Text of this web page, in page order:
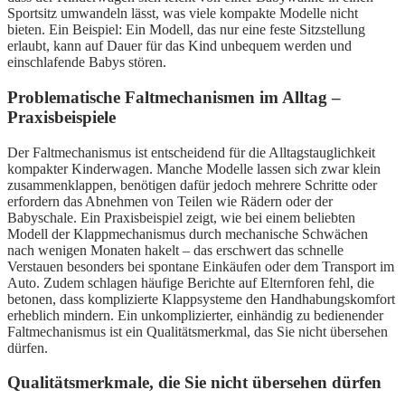
Sportsitz umwandeln lässt, was viele kompakte Modelle nicht
bieten. Ein Beispiel: Ein Modell, das nur eine feste Sitzstellung
erlaubt, kann auf Dauer für das Kind unbequem werden und
einschlafende Babys stören.
Problematische Faltmechanismen im Alltag –
Praxisbeispiele
Der Faltmechanismus ist entscheidend für die Alltagstauglichkeit
kompakter Kinderwagen. Manche Modelle lassen sich zwar klein
zusammenklappen, benötigen dafür jedoch mehrere Schritte oder
erfordern das Abnehmen von Teilen wie Rädern oder der
Babyschale. Ein Praxisbeispiel zeigt, wie bei einem beliebten
Modell der Klappmechanismus durch mechanische Schwächen
nach wenigen Monaten hakelt – das erschwert das schnelle
Verstauen besonders bei spontane Einkäufen oder dem Transport im
Auto. Zudem schlagen häufige Berichte auf Elternforen fehl, die
betonen, dass komplizierte Klappsysteme den Handhabungskomfort
erheblich mindern. Ein unkomplizierter, einhändig zu bedienender
Faltmechanismus ist ein Qualitätsmerkmal, das Sie nicht übersehen
dürfen.
Qualitätsmerkmale, die Sie nicht übersehen dürfen